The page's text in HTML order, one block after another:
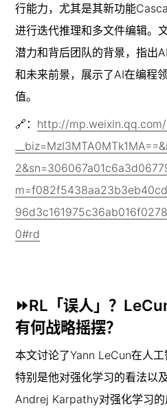
行能力，尤其是其新功能
进行迭代推理和多文件编辑。
潜力和背后团队的背景，指出
和未来前景，展示了AI在编程
值。
🔗： http://mp.weixin.qq.com/
0#rd
⏩RL「误人」？
有何战略摇摆？
本文讨论了Yann LeCun在人工
特别是他对强化学习的看法以
Andrej Karpathy对强化学习